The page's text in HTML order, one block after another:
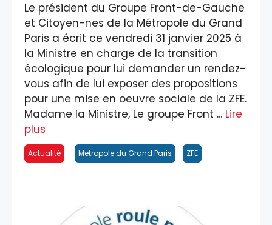
Le président du Groupe Front-de-Gauche
et Citoyen-nes de la Métropole du Grand
Paris a écrit ce vendredi 31 janvier 2025 à
la Ministre en charge de la transition
écologique pour lui demander un rendez-
vous afin de lui exposer des propositions
pour une mise en oeuvre sociale de la ZFE.
Madame la Ministre, Le groupe Front ... Lire
plus
Actualité Metropole du Grand Paris ZFE